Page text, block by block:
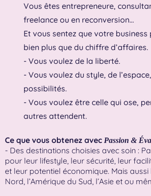
Vous êtes entrepreneure,
freelance ou en reconversion…
Et vous sentez que votre
bien plus que du chiffre d’affaires.
- Vous voulez de la liberté.
- Vous voulez du style, de
possibilités.
- Vous voulez être celle qui ose,
autres attendent.
Ce que vous obtenez avec Passion &
- Des destinations choisies avec soin :
pour leur lifestyle, leur sécurité, leur
et leur potentiel économique. Mais
Nord, l’Amérique du Sud, l’Asie et ou